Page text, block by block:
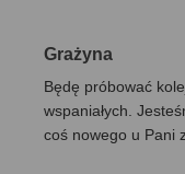
Grażyna
Będę próbować
wspaniałych.
coś nowego u Pani